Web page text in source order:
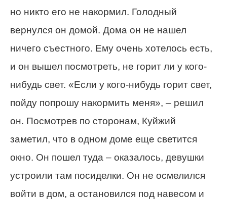
но никто его не накормил. Голодный
вернулся он домой. Дома он не нашел
ничего съестного. Ему очень хотелось есть,
и он вышел посмотреть, не горит ли у кого-
нибудь свет. «Если у кого-нибудь горит свет,
пойду попрошу накормить меня», – решил
он. Посмотрев по сторонам, Куйжий
заметил, что в одном доме еще светится
окно. Он пошел туда – оказалось, девушки
устроили там посиделки. Он не осмелился
войти в дом, а остановился под навесом и